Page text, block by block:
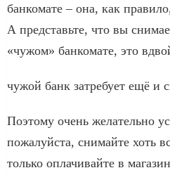
банкомате – она, как
А представьте, что вы
«чужом» банкомате, это
чужой банк затребует ещё и
Поэтому очень желательно
пожалуйста, снимайте хоть
только оплачивайте в